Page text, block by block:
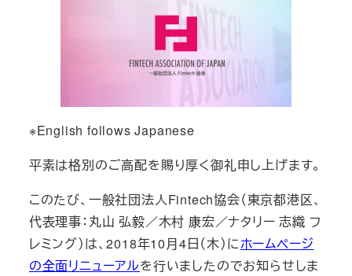
※English follows Japanese
平素は格別のご高配を賜り厚く御礼申し上げます。
このたび、一般社団法人Fintech協会（東京都港区、
代表理事：丸山 弘毅／木村 康宏／ナタリー 志織 フ
レミング）は、2018年10月4日（木）にホームページ
の全面リニューアルを行いましたのでお知らせしま